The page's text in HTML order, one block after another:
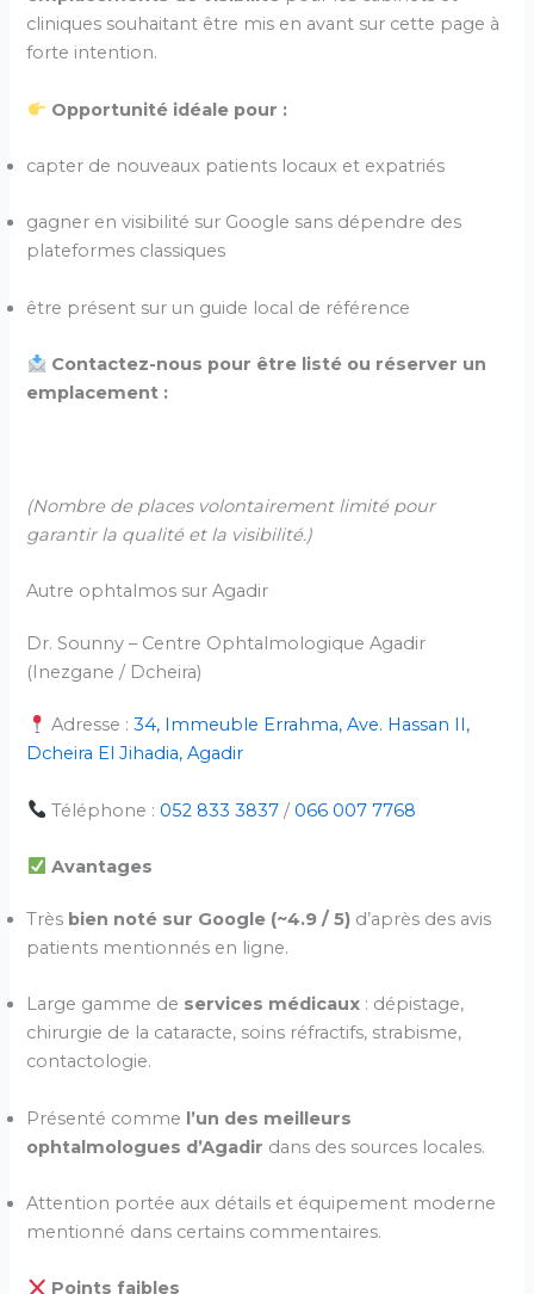
cliniques souhaitant être mis en avant sur cette page à
forte intention.
Opportunité idéale pour :
capter de nouveaux patients locaux et expatriés
gagner en visibilité sur Google sans dépendre des
plateformes classiques
être présent sur un guide local de référence
Contactez-nous pour être listé ou réserver un
emplacement :
(Nombre de places volontairement limité pour
garantir la qualité et la visibilité.)
Autre ophtalmos sur Agadir
Dr. Sounny – Centre Ophtalmologique Agadir
(Inezgane / Dcheira)
Adresse :34, Immeuble Errahma, Ave. Hassan II,
Dcheira El Jihadia, Agadir
Téléphone : 052 833 3837 / 066 007 7768
Avantages
Très bien noté sur Google (~4.9 / 5) d’après des avis
patients mentionnés en ligne.
Large gamme de services médicaux : dépistage,
chirurgie de la cataracte, soins réfractifs, strabisme,
contactologie.
Présenté comme l’un des meilleurs
ophtalmologues d’Agadir dans des sources locales.
Attention portée aux détails et équipement moderne
mentionné dans certains commentaires.
Points faibles